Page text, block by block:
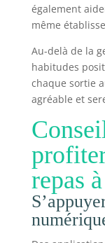
également
même
Au-delà de la
habitudes
chaque sortie
agréable et
repas